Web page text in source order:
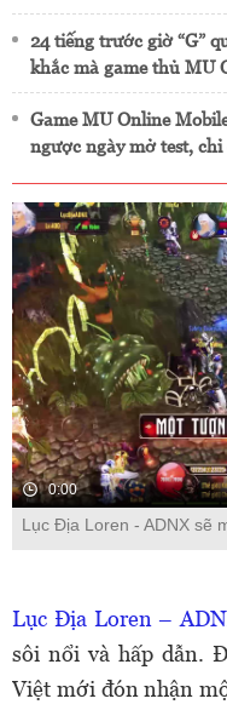
24 tiếng trước giờ “G”
khắc mà game thủ MU
Game MU Online
ngược ngày mở test,
0:00
Lục Địa Loren - ADNX sẽ
Lục Địa Loren –
sôi nổi và hấp dẫn.
Việt mới đón nhận